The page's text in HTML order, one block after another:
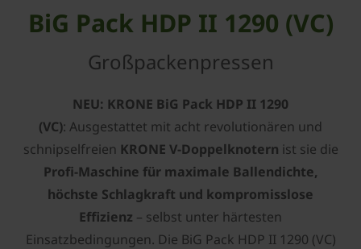
BiG Pack HDP II 1290 (VC)
Großpackenpressen
NEU: KRONE BiG Pack HDP II 1290
(VC): Ausgestattet mit acht revolutionären und
schnipselfreien KRONE V-Doppelknotern ist sie die
Profi-Maschine für maximale Ballendichte,
höchste Schlagkraft und kompromisslose
Effizienz – selbst unter härtesten
Einsatzbedingungen. Die BiG Pack HDP II 1290 (VC)